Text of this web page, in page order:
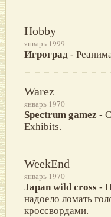
Hobby
январь 1999
Игроград -
Warez
январь 1970
Spectrum gamez -
Exhibits.
WeekEnd
январь 1970
Japan wild cross -
надоело ломать
кроссвордами.